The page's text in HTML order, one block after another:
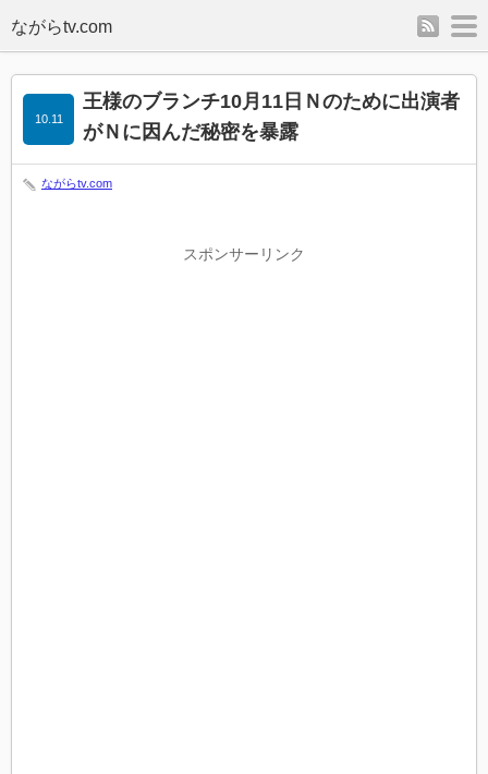
rss
王様のブランチ10月11日Ｎのために出演者
がＮに因んだ秘密を暴露
10.11
ながらtv.com
スポンサーリンク